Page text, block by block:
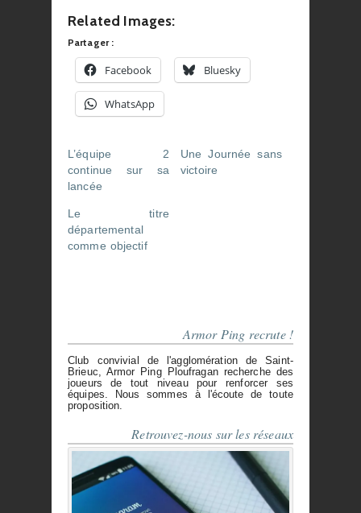
Related Images:
Partager :
Facebook Bluesky
WhatsApp
L’équipe 2
continue sur sa
lancée
Une Journée sans
victoire
Le titre
départemental
comme objectif
Armor Ping recrute !
Club convivial de l'agglomération de Saint-
Brieuc, Armor Ping Ploufragan recherche des
joueurs de tout niveau pour renforcer ses
équipes. Nous sommes à l'écoute de toute
proposition.
Retrouvez-nous sur les réseaux